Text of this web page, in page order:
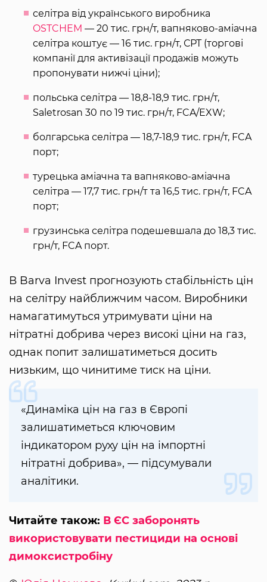
селітра від українського виробника
OSTCHEM — 20 тис. грн/т, вапняково-аміачна
селітра коштує — 16 тис. грн/т, СРТ (торгові
компанії для активізації продажів можуть
пропонувати нижчі ціни);
польська селітра — 18,8-18,9 тис. грн/т,
Saletrosan 30 по 19 тис. грн/т, FCA/EXW;
болгарська селітра — 18,7-18,9 тис. грн/т, FCA
порт;
турецька аміачна та вапняково-аміачна
селітра — 17,7 тис. грн/т та 16,5 тис. грн/т, FCA
порт;
грузинська селітра подешевшала до 18,3 тис.
грн/т, FCA порт.
В Barva Invest прогнозують стабільність цін
на селітру найближчим часом. Виробники
намагатимуться утримувати ціни на
нітратні добрива через високі ціни на газ,
однак попит залишатиметься досить
низьким, що чинитиме тиск на ціни.
«Динаміка цін на газ в Європі
залишатиметься ключовим
індикатором руху цін на імпортні
нітратні добрива», — підсумували
аналітики.
Читайте також: В ЄС заборонять
використовувати пестициди на основі
димоксистробіну